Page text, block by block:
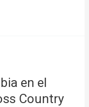
en el
Country